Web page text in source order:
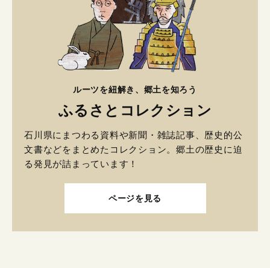
ルーツを紐解き、郷土を知ろう
ふるさとコレクション
石川県にまつわる資料や新聞・雑誌記事、歴史的公
文書などをまとめたコレクション。郷土の歴史に迫
る発見が詰まっています！
ページを見る